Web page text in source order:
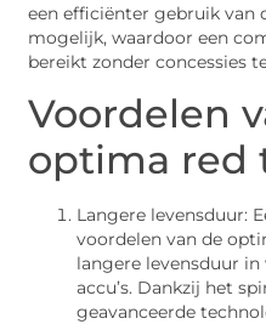
een efficiënter gebruik van
mogelijk, waardoor een
bereikt zonder concessies
Voordelen
optima red
Langere levensduur:
voordelen van de
langere levensduur
accu’s. Dankzij het
geavanceerde